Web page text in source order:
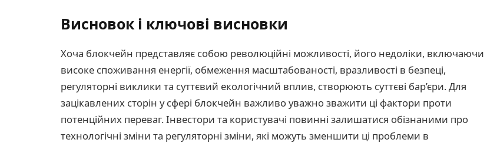
Висновок і ключові висновки
Хоча блокчейн представляє собою революційні можливості, його недоліки, включаючи
високе споживання енергії, обмеження масштабованості, вразливості в безпеці,
регуляторні виклики та суттєвий екологічний вплив, створюють суттєві бар’єри. Для
зацікавлених сторін у сфері блокчейн важливо уважно зважити ці фактори проти
потенційних переваг. Інвестори та користувачі повинні залишатися обізнаними про
технологічні зміни та регуляторні зміни, які можуть зменшити ці проблеми в